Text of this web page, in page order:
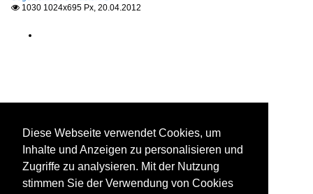
 1030 1024x695 Px, 20.04.2012
Diese Webseite verwendet Cookies, um
Inhalte und Anzeigen zu personalisieren und
Zugriffe zu analysieren. Mit der Nutzung
stimmen Sie der Verwendung von Cookies